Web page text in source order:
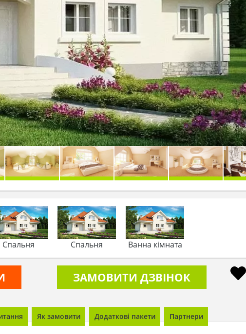
Спальня Спальня Ванна кімната
ЗАМОВИТИ ДЗВІНОК
Як замовити Додаткові пакети Партнери